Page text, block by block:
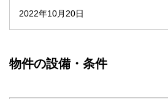
2022年10月20日
物件の設備・条件